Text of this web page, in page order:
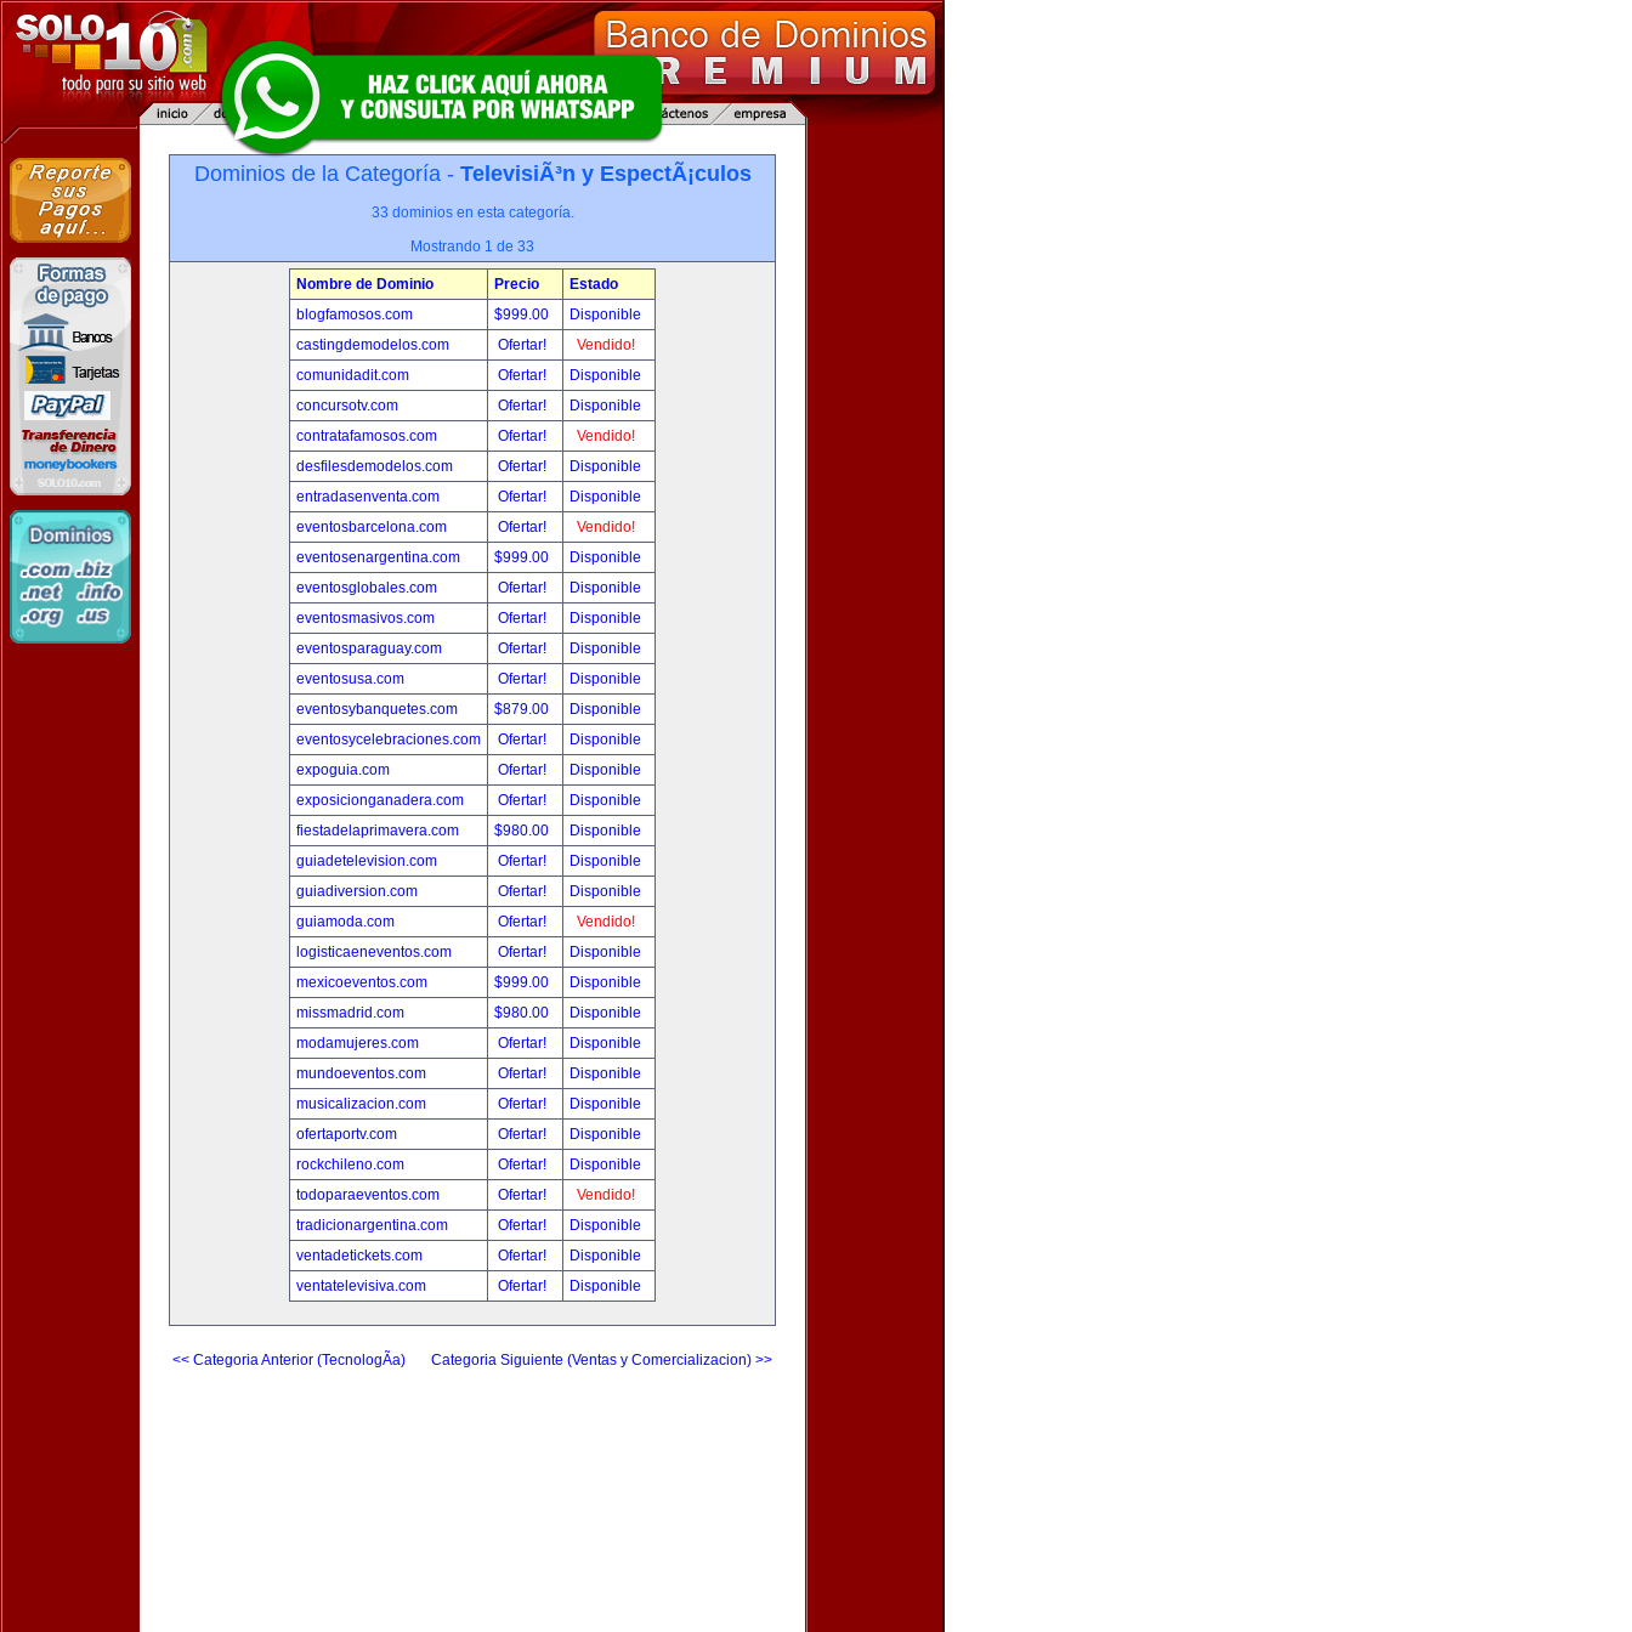
Dominios de la Categoría - TelevisiÃ³n y EspectÃ¡culos
33 dominios en esta categoría.
Mostrando 1 de 33
Nombre de Dominio Precio
Estado
blogfamosos.com
$999.00
Disponible
castingdemodelos.com
Ofertar!
Vendido!
comunidadit.com
Ofertar!
Disponible
concursotv.com
Ofertar!
Disponible
contratafamosos.com
Ofertar!
Vendido!
desfilesdemodelos.com
Ofertar!
Disponible
entradasenventa.com
Ofertar!
Disponible
eventosbarcelona.com
Ofertar!
Vendido!
eventosenargentina.com
$999.00
Disponible
eventosglobales.com
Ofertar!
Disponible
eventosmasivos.com
Ofertar!
Disponible
eventosparaguay.com
Ofertar!
Disponible
eventosusa.com
Ofertar!
Disponible
eventosybanquetes.com
$879.00
Disponible
eventosycelebraciones.com
Ofertar!
Disponible
expoguia.com
Ofertar!
Disponible
exposicionganadera.com
Ofertar!
Disponible
fiestadelaprimavera.com
$980.00
Disponible
guiadetelevision.com
Ofertar!
Disponible
guiadiversion.com
Ofertar!
Disponible
guiamoda.com
Ofertar!
Vendido!
logisticaeneventos.com
Ofertar!
Disponible
mexicoeventos.com
$999.00
Disponible
missmadrid.com
$980.00
Disponible
modamujeres.com
Ofertar!
Disponible
mundoeventos.com
Ofertar!
Disponible
musicalizacion.com
Ofertar!
Disponible
ofertaportv.com
Ofertar!
Disponible
rockchileno.com
Ofertar!
Disponible
todoparaeventos.com
Ofertar!
Vendido!
tradicionargentina.com
Ofertar!
Disponible
ventadetickets.com
Ofertar!
Disponible
ventatelevisiva.com
Ofertar! Disponible
<< Categoria Anterior (TecnologÃ­a) Categoria Siguiente (Ventas y Comercializacion) >>